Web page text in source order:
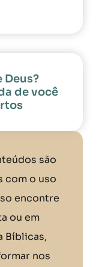
Deus?
de você
são
com o uso
encontre
ou em
Bíblicas,
nos